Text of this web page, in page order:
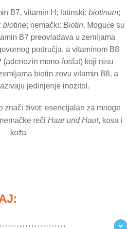
B7, vitamin H; latinski: biotinum;
biotine; nemački: Biotin. Moguće su
B7 preovladava u zemljama
područja, a vitaminom B8
(adenozin mono-fosfat) koji nisu
biotin zovu vitamin B8, a
jedinjenje inozitol.
znači život; esencijalan za mnoge
reči Haar und Haut, kosa i
koža